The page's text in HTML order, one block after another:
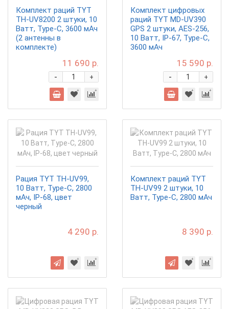
Комплект раций TYT
TH-UV8200 2 штуки, 10
Ватт, Type-C, 3600 мАч
(2 антенны в
комплекте)
11 690 р.
+
-
Комплект цифровых
раций TYT MD-UV390
GPS 2 штуки, AES-256,
10 Ватт, IP-67, Type-C,
3600 мАч
15 590 р.
+
-
Рация TYT TH-UV99,
10 Ватт, Type-C, 2800
мАч, IP-68, цвет
черный
4 290 р.
Комплект раций TYT
TH-UV99 2 штуки, 10
Ватт, Type-C, 2800 мАч
8 390 р.